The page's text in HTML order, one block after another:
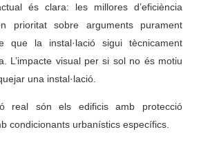
és clara: les millores d’eficiència
prioritat sobre arguments purament
que la instal·lació sigui tècnicament
L’impacte visual per si sol no és motiu
una instal·lació.
real són els edificis amb protecció
condicionants urbanístics específics.